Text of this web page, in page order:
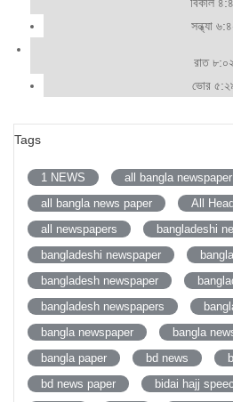
বিকাল
সন্ধ্যা
রাত ৮:০২
ভোর
Tags
1 NEWS
all bangla newspaper
all bangla news paper
All
all newspapers
bangladeshi
bangladeshi newspaper
bangladesh newspaper
bangladesh newspapers
bangla newspaper
bangla
bangla paper
bd news
bd news paper
bidai hajj